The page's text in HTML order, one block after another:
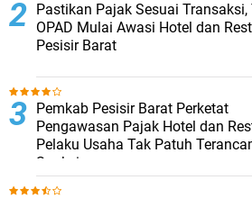
Pastikan Pajak Sesuai Transaksi,
OPAD Mulai Awasi Hotel dan
Pesisir Barat
Pemkab Pesisir Barat Perketat
Pengawasan Pajak Hotel dan
Pelaku Usaha Tak Patuh
Sanksi